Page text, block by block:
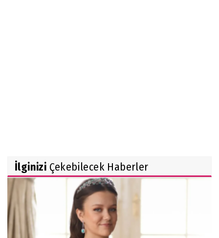
İlginizi Çekebilecek Haberler